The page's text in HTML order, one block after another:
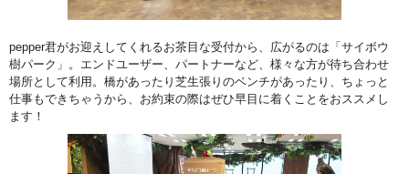
pepper君がお迎えしてくれるお茶目な受付から、広がるのは「サイボウ
樹パーク」。エンドユーザー、パートナーなど、様々な方が待ち合わせ
場所として利用。橋があったり芝生張りのベンチがあったり、ちょっと
仕事もできちゃうから、お約束の際はぜひ早目に着くことをおススメし
ます！